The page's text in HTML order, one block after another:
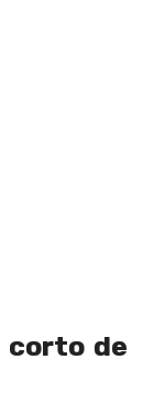
corto de